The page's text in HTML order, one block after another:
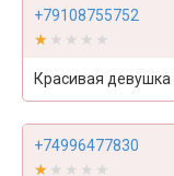
+79108755752
★★★★★
★★★★★
Красивая девушка
+74996477830
★★★★★
★★★★★